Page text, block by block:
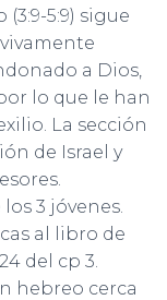
5:9) sigue
a Dios,
lo que le han
La sección
de Israel y
3 jóvenes.
al libro de
del cp 3.
hebreo cerca